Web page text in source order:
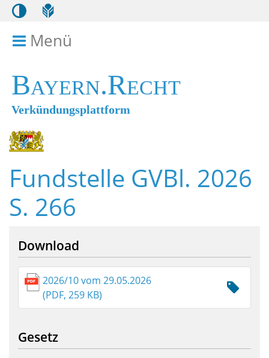
Menü
Bayern.Recht
Verkündungsplattform
Fundstelle GVBl. 2026
S. 266
Download
2026/10 vom 29.05.2026
(PDF, 259 KB)
Gesetz